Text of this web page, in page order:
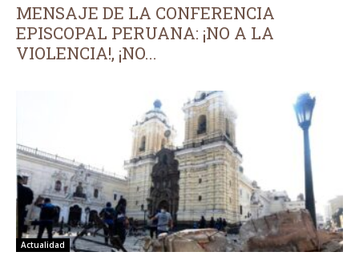
MENSAJE DE LA CONFERENCIA
EPISCOPAL PERUANA: ¡NO A LA
VIOLENCIA!, ¡NO...
Actualidad